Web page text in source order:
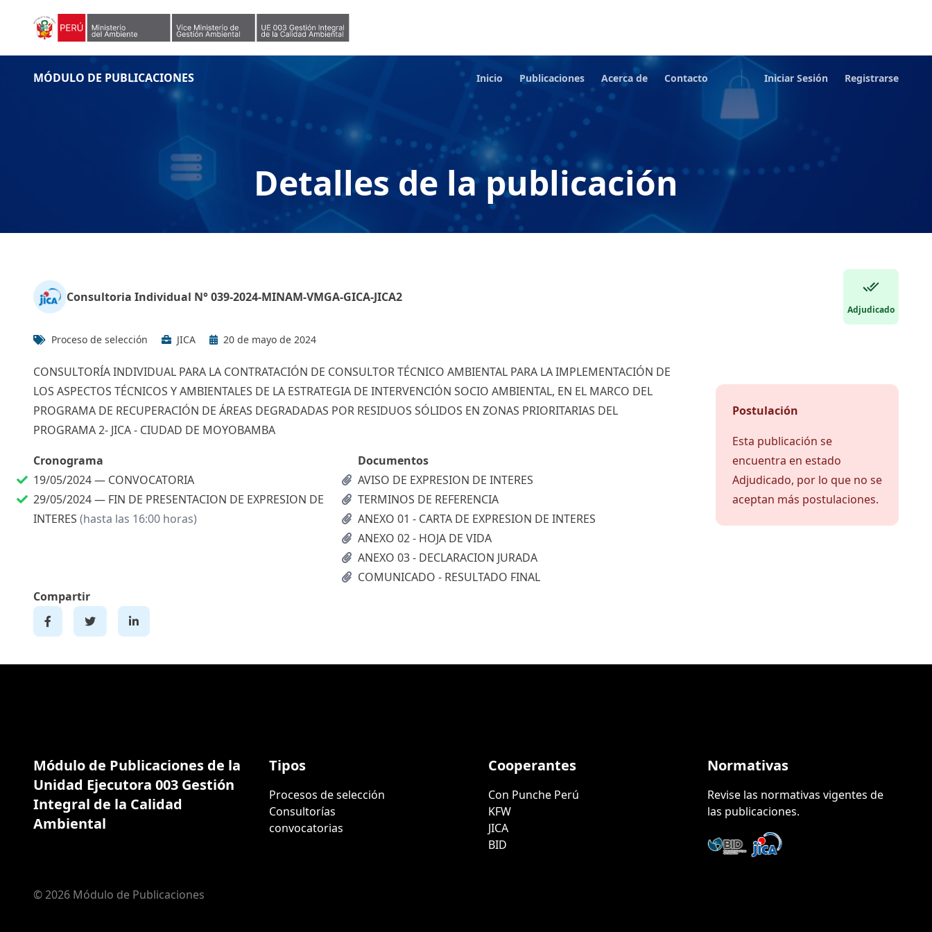
MÓDULO DE PUBLICACIONES Inicio Publicaciones Acerca de Contacto Iniciar Sesión Registrarse
Detalles de la publicación
Consultoria Individual N° 039-2024-MINAM-VMGA-GICA-JICA2
Adjudicado
Proceso de selección JICA 20 de mayo de 2024
CONSULTORÍA INDIVIDUAL PARA LA CONTRATACIÓN DE CONSULTOR TÉCNICO AMBIENTAL PARA LA IMPLEMENTACIÓN DE
LOS ASPECTOS TÉCNICOS Y AMBIENTALES DE LA ESTRATEGIA DE INTERVENCIÓN SOCIO AMBIENTAL, EN EL MARCO DEL
PROGRAMA DE RECUPERACIÓN DE ÁREAS DEGRADADAS POR RESIDUOS SÓLIDOS EN ZONAS PRIORITARIAS DEL
PROGRAMA 2- JICA - CIUDAD DE MOYOBAMBA
Cronograma
19/05/2024 — CONVOCATORIA
29/05/2024 — FIN DE PRESENTACION DE EXPRESION DE
INTERES (hasta las 16:00 horas)
Documentos
AVISO DE EXPRESION DE INTERES
TERMINOS DE REFERENCIA
ANEXO 01 - CARTA DE EXPRESION DE INTERES
ANEXO 02 - HOJA DE VIDA
ANEXO 03 - DECLARACION JURADA
COMUNICADO - RESULTADO FINAL
Compartir
Postulación
Esta publicación se
encuentra en estado
Adjudicado, por lo que no se
aceptan más postulaciones.
Módulo de Publicaciones de la
Unidad Ejecutora 003 Gestión
Integral de la Calidad
Ambiental
Tipos
Procesos de selección
Consultorías
convocatorias
Cooperantes
Con Punche Perú
KFW
JICA
BID
Normativas
Revise las normativas vigentes de
las publicaciones.
© 2026 Módulo de Publicaciones